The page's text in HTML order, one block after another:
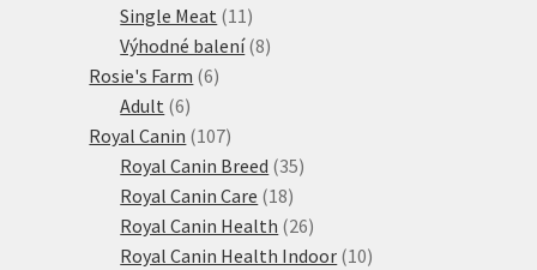
Single Meat 11 11
produktů
Výhodné balení 88
Rosie's Farm 66
Adult 66
produktů
Royal Canin 107107
produktů
Royal Canin Breed 3535
Royal Canin Care 1818
produktů
Royal Canin Health 2626
produktů
Royal Canin Health Indoor 1010